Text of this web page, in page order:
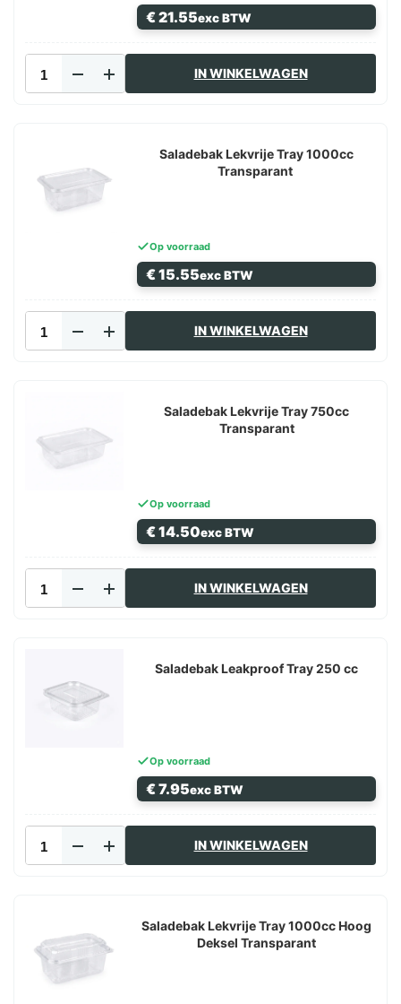
€21.55exc BTW
Lekvrije
Tray
IN WINKELWAGEN
Saladebak Lekvrije Tray 1000cc
Transparant
Op voorraad
€15.55exc BTW
Lekvrije
Tray
IN WINKELWAGEN
Saladebak Lekvrije Tray 750cc
Transparant
Op voorraad
€14.50exc BTW
Lekvrije
Tray
IN WINKELWAGEN
Saladebak Leakproof Tray 250 cc
Op voorraad
€7.95exc BTW
Leakproof
Tray
IN WINKELWAGEN
Saladebak Lekvrije Tray 1000cc Hoog
Deksel Transparant